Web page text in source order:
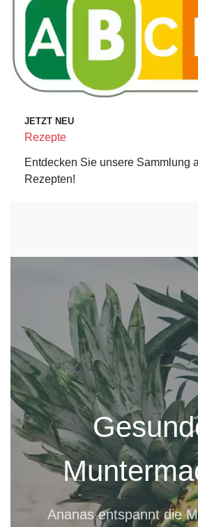
JETZT NEU
Rezepte
Entdecken Sie unsere Sammlung
Rezepten!
Ananas entspannt die